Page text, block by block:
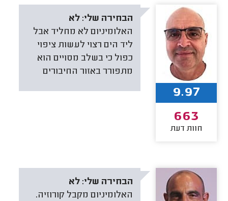
הבחירה שלי: לא
האלומיניום לא מחליד אבל
ליד הים רצוי לעשות ציפוי
כפול כי בשלב מסויים הוא
מתפורר באזור החיבורים
9.97
663
חוות דעת
הבחירה שלי: לא
האלומיניום מקבל קורוזיה.